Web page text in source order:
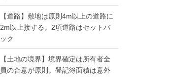
【道路】敷地は原則4m以上の道路に
2m以上接する。2項道路はセットバ
ック
【土地の境界】境界確定は所有者全
員の合意が原則。登記簿面積は意外